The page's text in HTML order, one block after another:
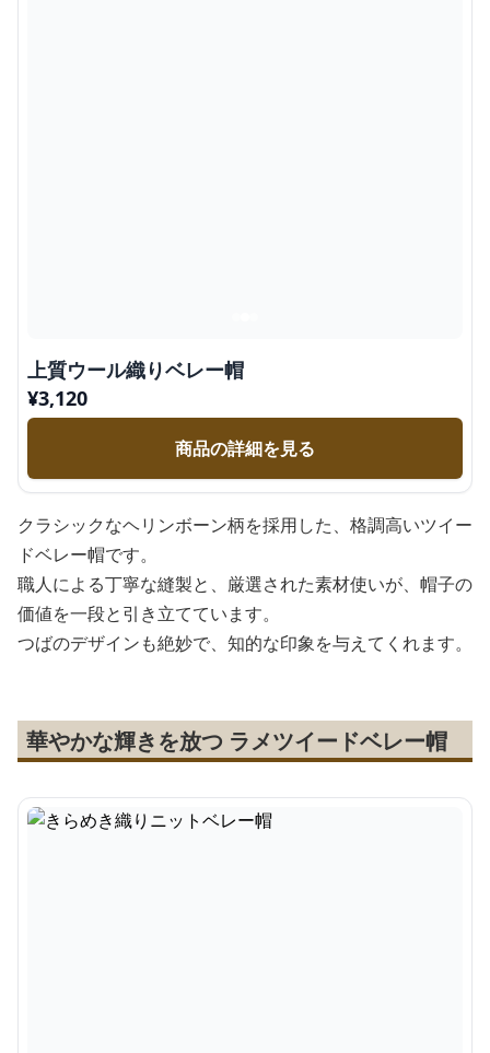
上質ウール織りベレー帽
¥3,120
商品の詳細を見る
クラシックなヘリンボーン柄を採用した、格調高いツイー
ドベレー帽です。
職人による丁寧な縫製と、厳選された素材使いが、帽子の
価値を一段と引き立てています。
つばのデザインも絶妙で、知的な印象を与えてくれます。
華やかな輝きを放つ ラメツイードベレー帽